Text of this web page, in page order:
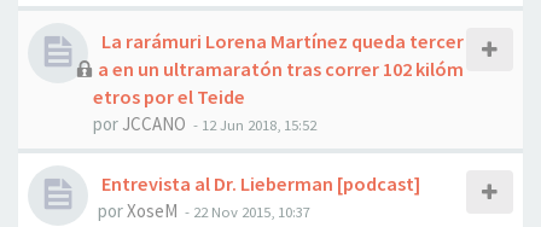
La rarámuri Lorena Martínez queda tercer
a en un ultramaratón tras correr 102 kilóm
etros por el Teide
por JCCANO - 12 Jun 2018, 15:52
Entrevista al Dr. Lieberman [podcast]
porXoseM - 22 Nov 2015, 10:37